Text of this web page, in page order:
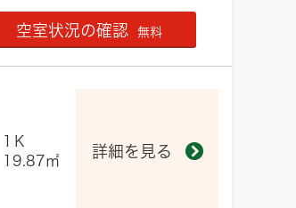
空室状況の確認 無料
1Ｋ
19.87㎡
詳細を見る